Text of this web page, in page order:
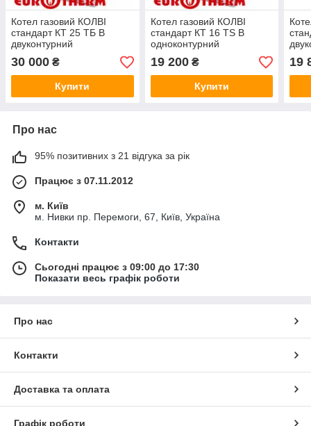
Котел газовий КОЛВІ
стандарт КТ 25 ТБ В
двуконтурний
30 000 ₴
Купити
Котел газовий КОЛВІ
стандарт КТ 16 TS В
одноконтурний
19 200₴
Купити
19
Про нас
95% позитивних з 21 відгука за рік
Працює з 07.11.2012
м. Київ
м. Нивки пр. Перемоги, 67, Київ, Україна
Контакти
Сьогодні працює з 09:00 до 17:30
Показати весь графік роботи
Про нас
Контакти
Доставка та оплата
Графік роботи